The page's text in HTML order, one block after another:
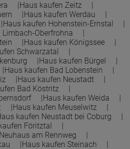
Lizenzgeber GmbH
Haus kaufen Zeitz
Haus kaufen Werdau
Haus kaufen Hohenstein-Ernstal
Limbach-Oberfrohna
Haus kaufen Königssee
Schwarzatal
Haus kaufen Bürgel
Haus kaufen Bad Lobenstein
Haus kaufen Neustadt
Bad Köstritz
Haus kaufen Weida
Haus kaufen Meuselwitz
kaufen Neustadt bei Coburg
Föritztal
am Rennweg
Haus kaufen Steinach